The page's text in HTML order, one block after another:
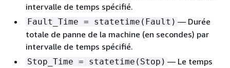
intervalle de temps spécifié.
Fault_Time = statetime(Fault) — Durée
totale de panne de la machine (en secondes) par
intervalle de temps spécifié.
Stop_Time = statetime(Stop) — Le temps